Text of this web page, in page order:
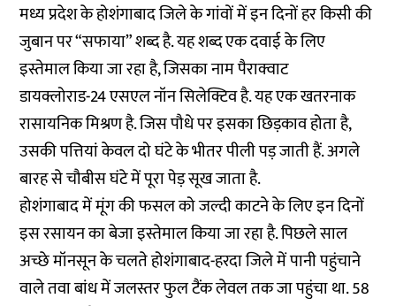
मध्य प्रदेश के होशंगाबाद जिले के गांवों में इन दिनों हर किसी की
जुबान पर “सफाया” शब्द है. यह शब्द एक दवाई के लिए
इस्तेमाल किया जा रहा है, जिसका नाम पैराक्वाट
डायक्लोराड-24 एसएल नॉन सिलेक्टिव है. यह एक खतरनाक
रासायनिक मिश्रण है. जिस पौधे पर इसका छिड़काव होता है,
उसकी पत्तियां केवल दो घंटे के भीतर पीली पड़ जाती हैं. अगले
बारह से चौबीस घंटे में पूरा पेड़ सूख जाता है.
होशंगाबाद में मूंग की फसल को जल्दी काटने के लिए इन दिनों
इस रसायन का बेजा इस्तेमाल किया जा रहा है. पिछले साल
अच्छे मॉनसून के चलते होशंगाबाद-हरदा जिले में पानी पहुंचाने
वाले तवा बांध में जलस्तर फुल टैंक लेवल तक जा पहुंचा था. 58